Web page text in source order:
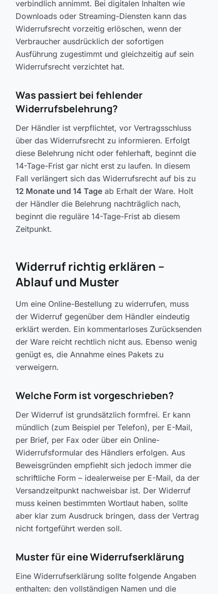
verbindlich annimmt. Bei digitalen Inhalten wie
Downloads oder Streaming-Diensten kann das
Widerrufsrecht vorzeitig erlöschen, wenn der
Verbraucher ausdrücklich der sofortigen
Ausführung zugestimmt und gleichzeitig auf sein
Widerrufsrecht verzichtet hat.
Was passiert bei fehlender
Widerrufsbelehrung?
Der Händler ist verpflichtet, vor Vertragsschluss
über das Widerrufsrecht zu informieren. Erfolgt
diese Belehrung nicht oder fehlerhaft, beginnt die
14-Tage-Frist gar nicht erst zu laufen. In diesem
Fall verlängert sich das Widerrufsrecht auf bis zu
12 Monate und 14 Tage ab Erhalt der Ware. Holt
der Händler die Belehrung nachträglich nach,
beginnt die reguläre 14-Tage-Frist ab diesem
Zeitpunkt.
Widerruf richtig erklären –
Ablauf und Muster
Um eine Online-Bestellung zu widerrufen, muss
der Widerruf gegenüber dem Händler eindeutig
erklärt werden. Ein kommentarloses Zurücksenden
der Ware reicht rechtlich nicht aus. Ebenso wenig
genügt es, die Annahme eines Pakets zu
verweigern.
Welche Form ist vorgeschrieben?
Der Widerruf ist grundsätzlich formfrei. Er kann
mündlich (zum Beispiel per Telefon), per E-Mail,
per Brief, per Fax oder über ein Online-
Widerrufsformular des Händlers erfolgen. Aus
Beweisgründen empfiehlt sich jedoch immer die
schriftliche Form – idealerweise per E-Mail, da der
Versandzeitpunkt nachweisbar ist. Der Widerruf
muss keinen bestimmten Wortlaut haben, sollte
aber klar zum Ausdruck bringen, dass der Vertrag
nicht fortgeführt werden soll.
Muster für eine Widerrufserklärung
Eine Widerrufserklärung sollte folgende Angaben
enthalten: den vollständigen Namen und die